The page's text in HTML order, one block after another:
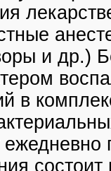
и др.)
в